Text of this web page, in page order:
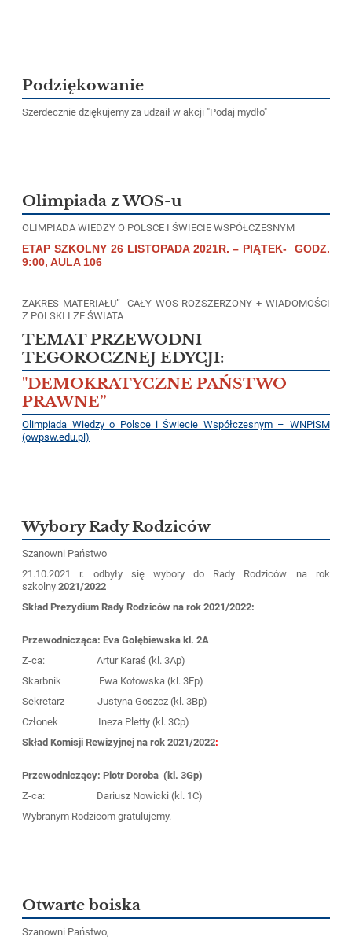
Podziękowanie
Szerdecznie dziękujemy za udzaił w akcji "Podaj mydło"
Olimpiada z WOS-u
OLIMPIADA WIEDZY O POLSCE I ŚWIECIE WSPÓŁCZESNYM
ETAP SZKOLNY 26 LISTOPADA 2021R. – PIĄTEK- GODZ.
9:00, AULA 106
ZAKRES MATERIAŁU” CAŁY WOS ROZSZERZONY + WIADOMOŚCI
Z POLSKI I ZE ŚWIATA
TEMAT PRZEWODNI
TEGOROCZNEJ EDYCJI:
"DEMOKRATYCZNE PAŃSTWO
PRAWNE”
Olimpiada Wiedzy o Polsce i Świecie Współczesnym – WNPiSM
(owpsw.edu.pl)
Wybory Rady Rodziców
Szanowni Państwo
21.10.2021 r. odbyły się wybory do Rady Rodziców na rok
szkolny2021/2022
Skład Prezydium Rady Rodziców na rok 2021/2022:
Przewodnicząca: Eva Gołębiewska kl. 2A
Z-ca: Artur Karaś (kl. 3Ap)
Skarbnik Ewa Kotowska (kl. 3Ep)
Sekretarz Justyna Goszcz (kl. 3Bp)
Członek Ineza Pletty (kl. 3Cp)
Skład Komisji Rewizyjnej na rok 2021/2022:
Przewodniczący: Piotr Doroba (kl. 3Gp)
Z-ca: Dariusz Nowicki (kl. 1C)
Wybranym Rodzicom gratulujemy.
Otwarte boiska
Szanowni Państwo,